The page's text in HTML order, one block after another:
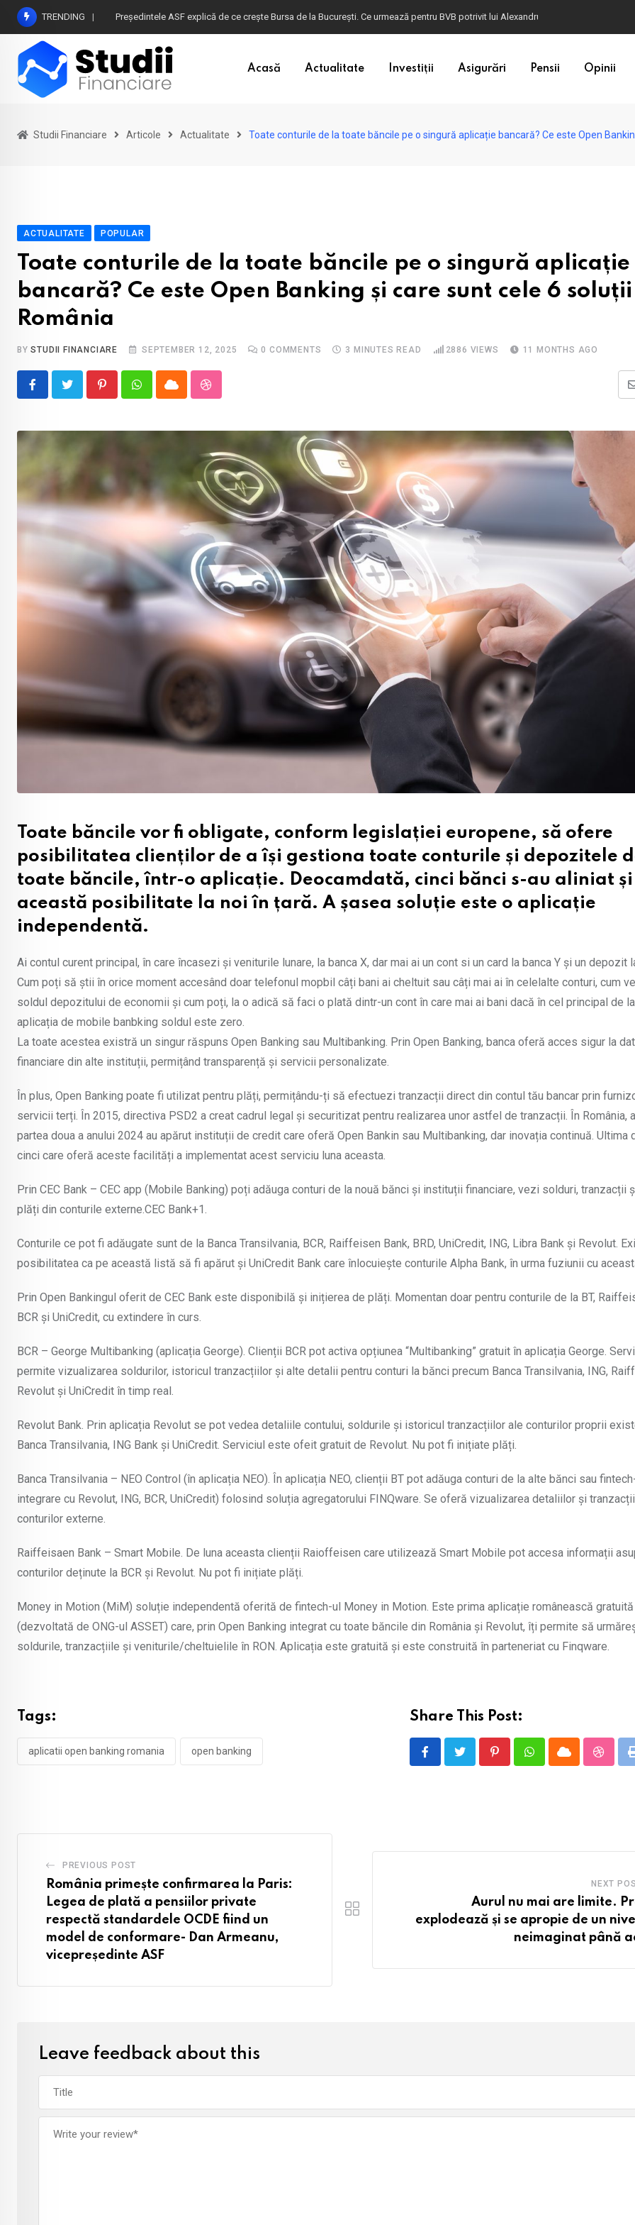
Skip
content
TRENDING Atenție la plățile în euro din timpul vacanței în Bulgaria. Dacă în România cele mai falsificate bancnote sunt cele de 50 de euro,
Acasă Actualitate Investiții Asigurări Pensii Opinii
Studii Financiare Articole Actualitate Toate conturile de la toate băncile pe o singură aplicație bancară? Ce este Open
ACTUALITATE POPULAR
Toate conturile de la toate băncile pe o singură aplicație
bancară? Ce este Open Banking și care sunt cele 6
România
BYSTUDII FINANCIARE SEPTEMBER 12, 2025 0 COMMENTS 3 MINUTES READ 2886 VIEWS 11 MONTHS AGO
PinterestWhatsappCloud StumbleUpon
Toate băncile vor fi obligate, conform legislației europene, să ofere
posibilitatea clienților de a își gestiona toate conturile și depozitele
toate băncile, într-o aplicație. Deocamdată, cinci bănci s-au aliniat
această posibilitate la noi în țară. A șasea soluție este o aplicație
independentă.
Ai contul curent principal, în care încasezi și veniturile lunare, la banca X, dar mai ai un cont si un card la banca Y și un depozit
Cum poți să știi în orice moment accesând doar telefonul mopbil câți bani ai cheltuit sau câți mai ai în celelalte conturi, cum
soldul depozitului de economii și cum poți, la o adică să faci o plată dintr-un cont în care mai ai bani dacă în cel principal de
aplicația de mobile banbking soldul este zero.
La toate acestea existră un singur răspuns Open Banking sau Multibanking. Prin Open Banking, banca oferă acces sigur la
financiare din alte instituții, permițând transparență și servicii personalizate.
În plus, Open Banking poate fi utilizat pentru plăți, permițându-ți să efectuezi tranzacții direct din contul tău bancar prin
servicii terți. În 2015, directiva PSD2 a creat cadrul legal și securitizat pentru realizarea unor astfel de tranzacții. În România,
partea doua a anului 2024 au apărut instituții de credit care oferă Open Bankin sau Multibanking, dar inovația continuă. Ultima
cinci care oferă aceste facilități a implementat acest serviciu luna aceasta.
Prin CEC Bank – CEC app (Mobile Banking) poți adăuga conturi de la nouă bănci și instituții financiare, vezi solduri, tranzacții
plăți din conturile externe.CEC Bank+1.
Conturile ce pot fi adăugate sunt de la Banca Transilvania, BCR, Raiffeisen Bank, BRD, UniCredit, ING, Libra Bank și Revolut.
posibilitatea ca pe această listă să fi apărut și UniCredit Bank care înlocuiește conturile Alpha Bank, în urma fuziunii cu
Prin Open Bankingul oferit de CEC Bank este disponibilă și inițierea de plăți. Momentan doar pentru conturile de la BT,
BCR și UniCredit, cu extindere în curs.
BCR – George Multibanking (aplicația George). Clienții BCR pot activa opțiunea “Multibanking” gratuit în aplicația George.
permite vizualizarea soldurilor, istoricul tranzacțiilor și alte detalii pentru conturi la bănci precum Banca Transilvania, ING,
Revolut și UniCredit în timp real.
Revolut Bank. Prin aplicația Revolut se pot vedea detaliile contului, soldurile și istoricul tranzacțiilor ale conturilor proprii
Banca Transilvania, ING Bank și UniCredit. Serviciul este ofeit gratuit de Revolut. Nu pot fi inițiate plăți.
Banca Transilvania – NEO Control (în aplicația NEO). În aplicația NEO, clienții BT pot adăuga conturi de la alte bănci sau
integrare cu Revolut, ING, BCR, UniCredit) folosind soluția agregatorului FINQware. Se oferă vizualizarea detaliilor și
conturilor externe.
Raiffeisaen Bank – Smart Mobile. De luna aceasta clienții Raioffeisen care utilizează Smart Mobile pot accesa informații
conturilor deținute la BCR și Revolut. Nu pot fi inițiate plăți.
Money in Motion (MiM) soluție independentă oferită de fintech-ul Money in Motion. Este prima aplicație românească gratuită
(dezvoltată de ONG-ul ASSET) care, prin Open Banking integrat cu toate băncile din România și Revolut, îți permite să
soldurile, tranzacțiile și veniturile/cheltuielile în RON. Aplicația este gratuită și este construită în parteneriat cu Finqware.
Tags:
aplicatii open banking romania open banking
Share This Post:
PinterestWhatsappCloud
PREVIOUS POST
România primește confirmarea la Paris:
Legea de plată a pensiilor private
respectă standardele OCDE fiind un
model de conformare- Dan Armeanu,
vicepreședinte ASF
NEXT
Aurul nu mai are limite.
explodează și se apropie de un
neimaginat până
Leave feedback about this